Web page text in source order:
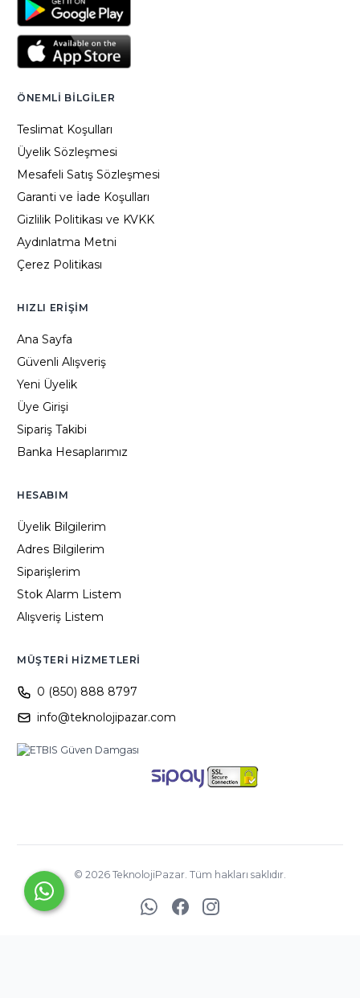
ÖNEMLI BILGILER
Teslimat Koşulları
Üyelik Sözleşmesi
Mesafeli Satış Sözleşmesi
Garanti ve İade Koşulları
Gizlilik Politikası ve KVKK
Aydınlatma Metni
Çerez Politikası
HIZLI ERIŞIM
Ana Sayfa
Güvenli Alışveriş
Yeni Üyelik
Üye Girişi
Sipariş Takibi
Banka Hesaplarımız
HESABIM
Üyelik Bilgilerim
Adres Bilgilerim
Siparişlerim
Stok Alarm Listem
Alışveriş Listem
MÜŞTERI HIZMETLERI
0 (850) 888 8797
info@teknolojipazar.com
© 2026 TeknolojiPazar. Tüm hakları saklıdır.